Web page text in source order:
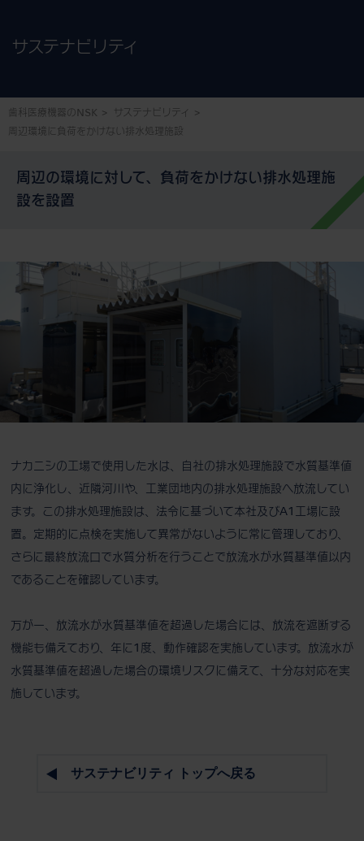
サステナビリティ
歯科医療機器のNSK
サステナビリティ
周辺環境に負荷をかけない排水処理施設
周辺の環境に対して、負荷をかけない排水処理施
設を設置
ナカニシの工場で使用した水は、自社の排水処理施設で水質基準値
内に浄化し、近隣河川や、工業団地内の排水処理施設へ放流してい
ます。この排水処理施設は、法令に基づいて本社及びA1工場に設
置。定期的に点検を実施して異常がないように常に管理しており、
さらに最終放流口で水質分析を行うことで放流水が水質基準値以内
であることを確認しています。
万が一、放流水が水質基準値を超過した場合には、放流を遮断する
機能も備えており、年に1度、動作確認を実施しています。放流水が
水質基準値を超過した場合の環境リスクに備えて、十分な対応を実
施しています。
サステナビリティ トップへ戻る